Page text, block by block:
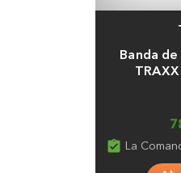
Banda
assignment_turned_in La